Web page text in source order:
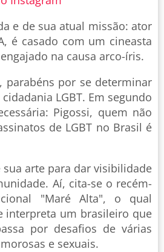
e de sua atual missão: ator
é casado com um cineasta
na causa arco-íris.
parabéns por se determinar
LGBT. Em segundo
Pigossi, quem não
de LGBT no Brasil é
sua arte para dar visibilidade
Aí, cita-se o recém-
"Maré Alta", o qual
interpreta um brasileiro que
por desafios de várias
e sexuais.